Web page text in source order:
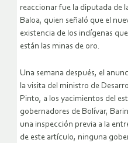
reaccionar fue la diputada de
Baloa, quien señaló que el
existencia de los indígenas
están las minas de oro.
Una semana después, el
la visita del ministro de
Pinto, a los yacimientos del
gobernadores de Bolívar,
una inspección previa a la
de este artículo, ninguna